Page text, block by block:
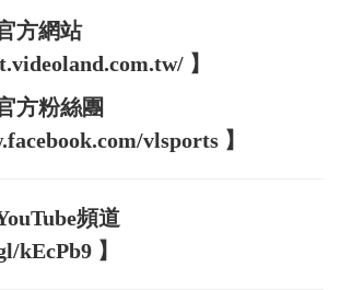
方網站
】
方粉絲團
vlsports 】
頻道
kEcPb9 】